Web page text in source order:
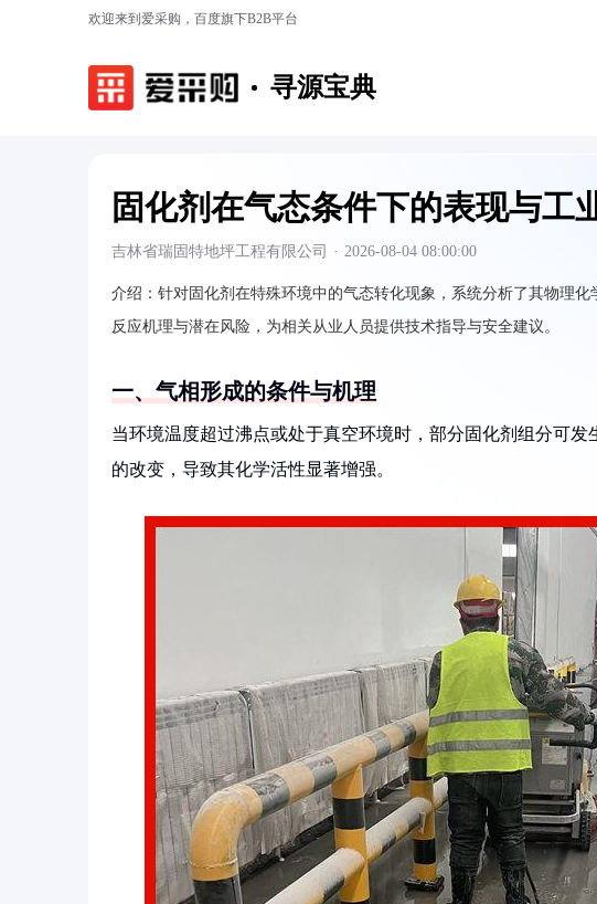
欢迎来到爱采购，百度旗下B2B平台
寻源宝典
固化剂在气态条件下的表现与工
吉林省瑞固特地坪工程有限公司 · 2026-08-04 08:00:00
介绍： 针对固化剂在特殊环境中的气态转化现象，系统分析了其物理
反应机理与潜在风险，为相关从业人员提供技术指导与安全建议。
一、气相形成的条件与机理
当环境温度超过沸点或处于真空环境时，部分固化剂组分可
的改变，导致其化学活性显著增强。